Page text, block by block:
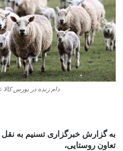
دام زنده در بورس
به گزارش خبرگزاری تسنیم به نقل
تعاون روستایی،